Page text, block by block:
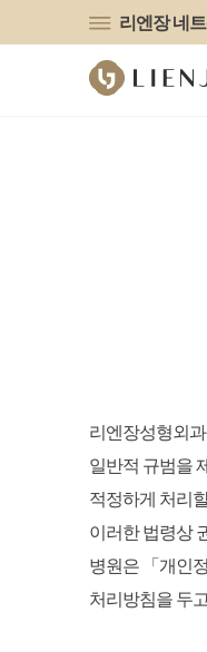
리엔장 네
리엔장성형외
일반적 규범을
적정하게 처리
이러한 법령상
병원은 「개인
처리방침을 두